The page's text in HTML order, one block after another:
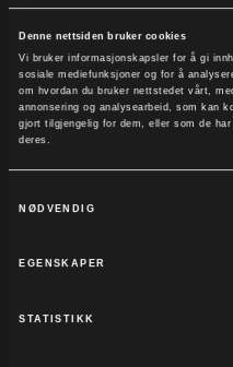
Denne nettsiden bruker cookies
Vi bruker informasjonskapsler for å gi
sosiale mediefunksjoner og for å
om hvordan du bruker nettstedet vårt,
annonsering og analysearbeid, som kan
gjort tilgjengelig for dem, eller som de
deres.
NØDVENDIG
EGENSKAPER
STATISTIKK
Følg oss på:
Meld deg på vårt